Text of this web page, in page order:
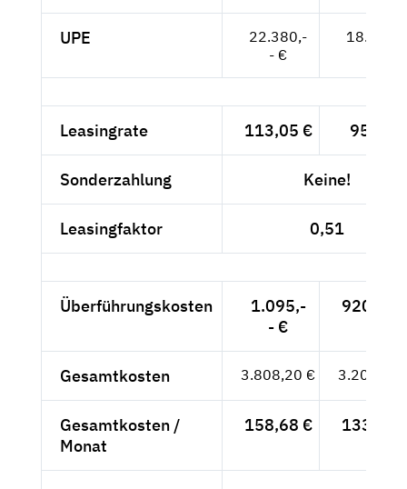
UPE
22.380,-
- €
18.807,-
Leasingrate 113,05 € 95,-- €
Sonderzahlung Keine!
Leasingfaktor 0,51
Überführungskosten
1.095,-
- €
920,17
Gesamtkosten 3.808,20 € 3.200,17
Gesamtkosten /
Monat
158,68 € 133,34